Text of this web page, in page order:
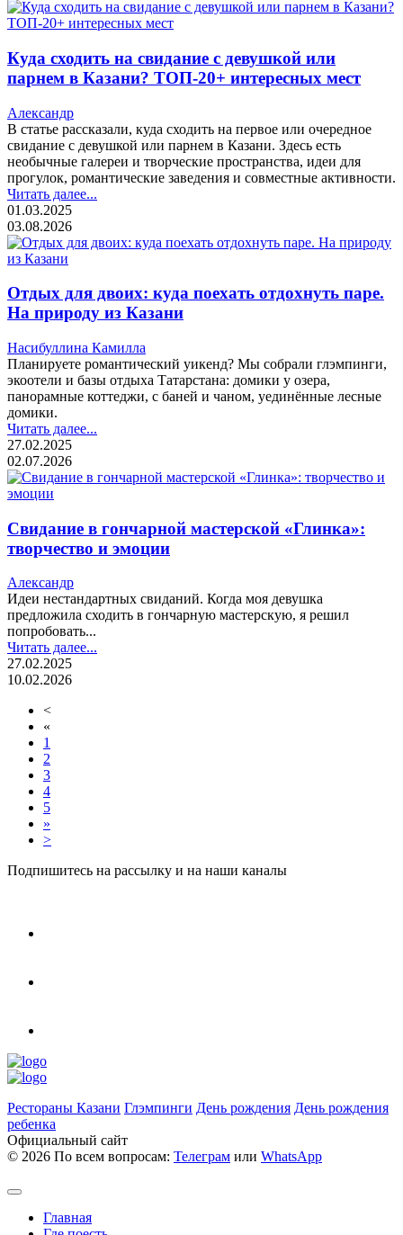
Куда сходить на свидание с девушкой или
парнем в Казани? ТОП-20+ интересных мест
Александр
В статье рассказали, куда сходить на первое или очередное
свидание с девушкой или парнем в Казани. Здесь есть
необычные галереи и творческие пространства, идеи для
прогулок, романтические заведения и совместные активности.
Читать далее...
01.03.2025
03.08.2026
Отдых для двоих: куда поехать отдохнуть паре.
На природу из Казани
Насибуллина Камилла
Планируете романтический уикенд? Мы собрали глэмпинги,
экоотели и базы отдыха Татарстана: домики у озера,
панорамные коттеджи, с баней и чаном, уединённые лесные
домики.
Читать далее...
27.02.2025
02.07.2026
Свидание в гончарной мастерской «Глинка»:
творчество и эмоции
Александр
Идеи нестандартных свиданий. Когда моя девушка
предложила сходить в гончарную мастерскую, я решил
попробовать...
Читать далее...
27.02.2025
10.02.2026
<
«
1
2
3
4
5
»
>
Подпишитесь на рассылку и на наши каналы
Рестораны Казани Глэмпинги День рождения День рождения
ребенка
Официальный сайт
© 2026 По всем вопросам: Телеграм или WhatsApp
Главная